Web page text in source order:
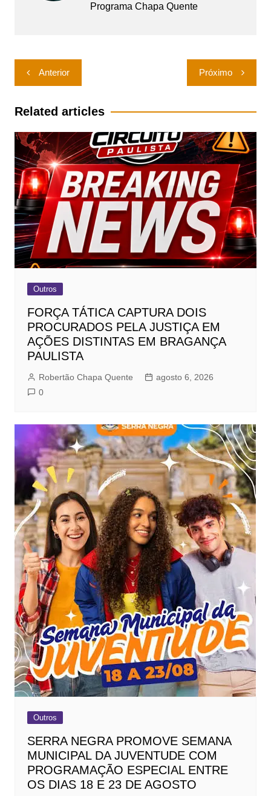
Programa Chapa Quente
Navegação
de
Post
Anterior Próximo
Related articles
Outros
FORÇA TÁTICA CAPTURA DOIS
PROCURADOS PELA JUSTIÇA EM
AÇÕES DISTINTAS EM BRAGANÇA
PAULISTA
Robertão Chapa Quente
agosto 6, 2026
0
Outros
SERRA NEGRA PROMOVE SEMANA
MUNICIPAL DA JUVENTUDE COM
PROGRAMAÇÃO ESPECIAL ENTRE
OS DIAS 18 E 23 DE AGOSTO